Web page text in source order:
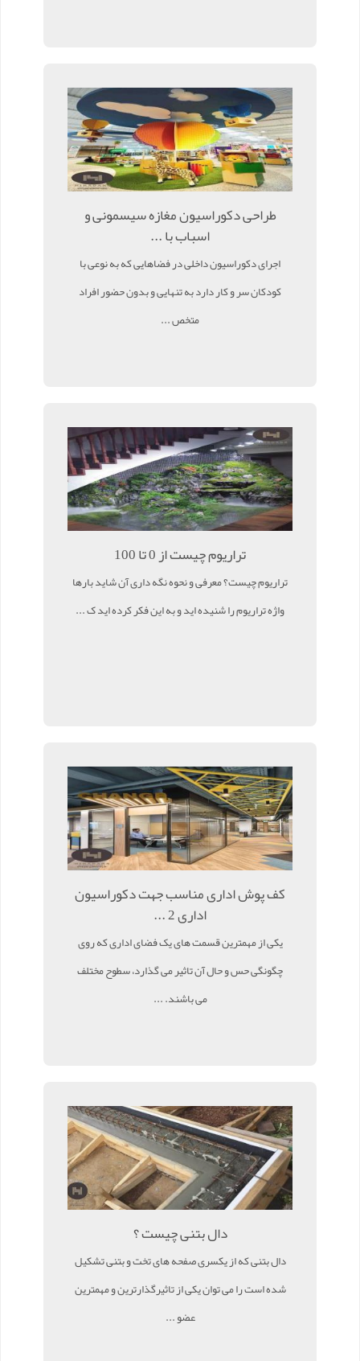
طراحی دکوراسیون مغازه سیسمونی و
اسباب با ...
اجرای دکوراسیون داخلی در فضاهایی که به نوعی با
کودکان سر و کار دارد به تنهایی و بدون حضور افراد
متخص ...
تراریوم چیست از 0 تا 100
تراریوم چیست؟ معرفی و نحوه نگه داری آن شاید بارها
واژه تراریوم را شنیده اید و به این فکر کرده اید ک ...
کف پوش اداری مناسب جهت دکوراسیون
اداری 2 ...
یکی از مهمترین قسمت های یک فضای اداری که روی
چگونگی حس و حال آن تاثیر می گذارد، سطوح مختلف
می باشند. ...
دال بتنی چیست ؟
دال بتنی که از یکسری صفحه های تخت و بتنی تشکیل
شده است را می توان یکی از تاثیرگذارترین و مهمترین
عضو ...